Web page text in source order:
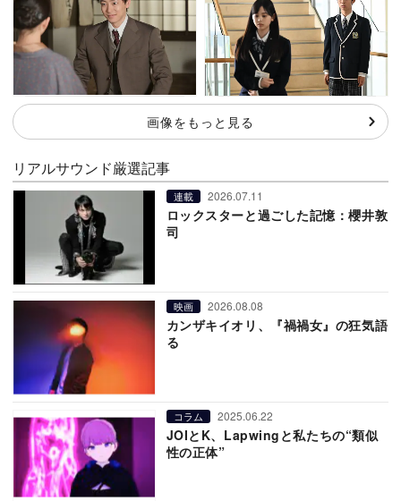
画像をもっと見る
リアルサウンド厳選記事
連載 2026.07.11
ロックスターと過ごした記憶：櫻井敦
司
映画 2026.08.08
カンザキイオリ、『禍禍女』の狂気語
る
コラム 2025.06.22
JOIとK、Lapwingと私たちの“類似
性の正体”